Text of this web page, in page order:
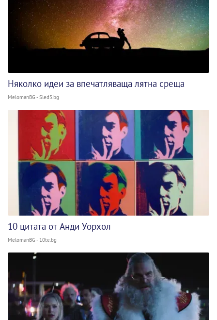
Няколко идеи за впечатляваща лятна среща
MelomanBG - Sled5.bg
10 цитата от Анди Уорхол
MelomanBG - 10te.bg